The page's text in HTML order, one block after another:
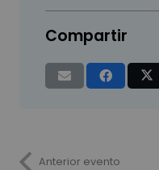
Compartir
Anterior evento